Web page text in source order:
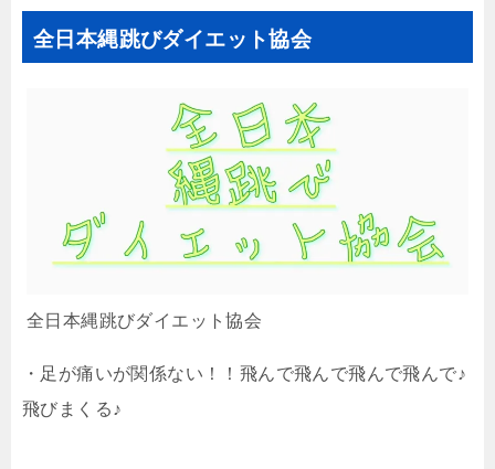
全日本縄跳びダイエット協会
全日本縄跳びダイエット協会
・足が痛いが関係ない！！飛んで飛んで飛んで飛んで♪
飛びまくる♪